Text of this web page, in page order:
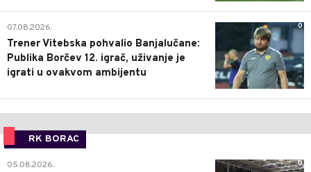
0
07.08.2026.
Trener Vitebska pohvalio Banjalučane:
Publika Borčev 12. igrač, uživanje je
igrati u ovakvom ambijentu
RK BORAC
0
05.08.2026.